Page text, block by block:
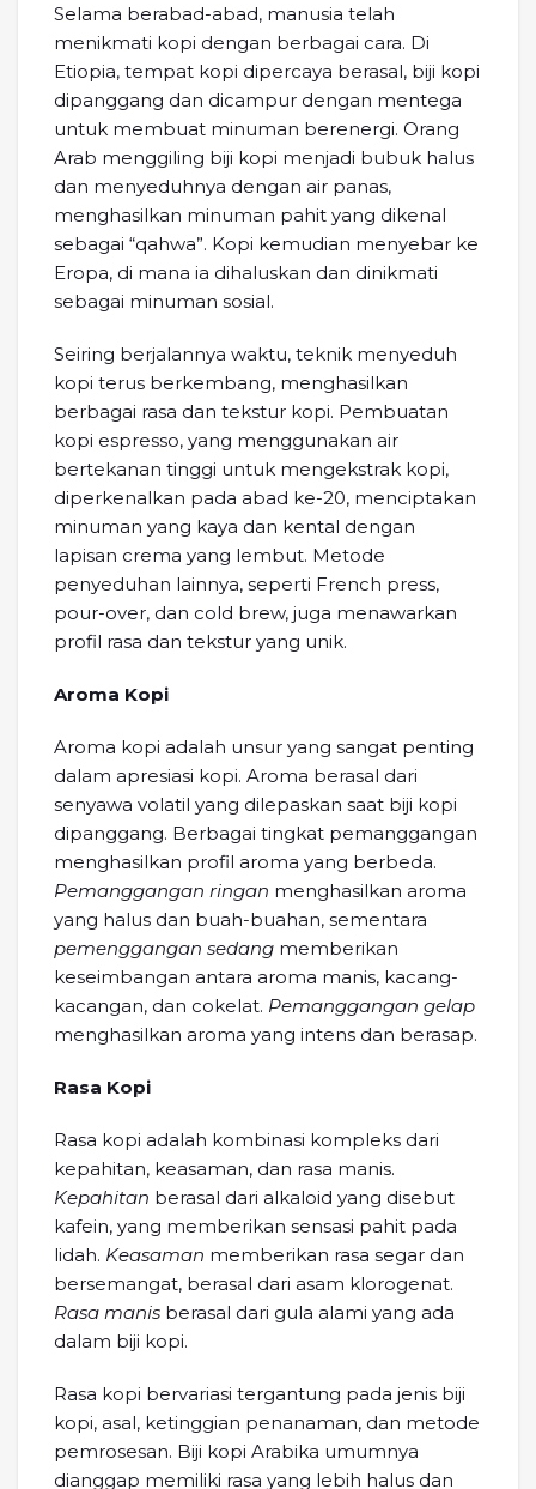
Selama berabad-abad, manusia telah
menikmati kopi dengan berbagai cara. Di
Etiopia, tempat kopi dipercaya berasal, biji kopi
dipanggang dan dicampur dengan mentega
untuk membuat minuman berenergi. Orang
Arab menggiling biji kopi menjadi bubuk halus
dan menyeduhnya dengan air panas,
menghasilkan minuman pahit yang dikenal
sebagai “qahwa”. Kopi kemudian menyebar ke
Eropa, di mana ia dihaluskan dan dinikmati
sebagai minuman sosial.
Seiring berjalannya waktu, teknik menyeduh
kopi terus berkembang, menghasilkan
berbagai rasa dan tekstur kopi. Pembuatan
kopi espresso, yang menggunakan air
bertekanan tinggi untuk mengekstrak kopi,
diperkenalkan pada abad ke-20, menciptakan
minuman yang kaya dan kental dengan
lapisan crema yang lembut. Metode
penyeduhan lainnya, seperti French press,
pour-over, dan cold brew, juga menawarkan
profil rasa dan tekstur yang unik.
Aroma Kopi
Aroma kopi adalah unsur yang sangat penting
dalam apresiasi kopi. Aroma berasal dari
senyawa volatil yang dilepaskan saat biji kopi
dipanggang. Berbagai tingkat pemanggangan
menghasilkan profil aroma yang berbeda.
Pemanggangan ringan menghasilkan aroma
yang halus dan buah-buahan, sementara
pemenggangan sedang memberikan
keseimbangan antara aroma manis, kacang-
kacangan, dan cokelat. Pemanggangan gelap
menghasilkan aroma yang intens dan berasap.
Rasa Kopi
Rasa kopi adalah kombinasi kompleks dari
kepahitan, keasaman, dan rasa manis.
Kepahitan berasal dari alkaloid yang disebut
kafein, yang memberikan sensasi pahit pada
lidah. Keasaman memberikan rasa segar dan
bersemangat, berasal dari asam klorogenat.
Rasa manis berasal dari gula alami yang ada
dalam biji kopi.
Rasa kopi bervariasi tergantung pada jenis biji
kopi, asal, ketinggian penanaman, dan metode
pemrosesan. Biji kopi Arabika umumnya
dianggap memiliki rasa yang lebih halus dan